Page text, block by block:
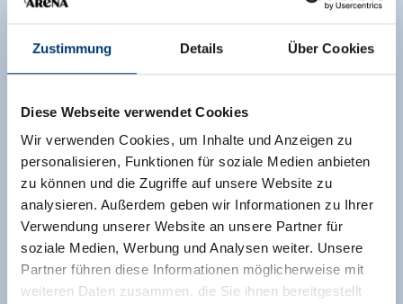
Zustimmung Details Über Cookies
Diese Webseite verwendet Cookies
Wir verwenden Cookies, um Inhalte und Anzeigen zu
personalisieren, Funktionen für soziale Medien anbieten
zu können und die Zugriffe auf unsere Website zu
analysieren. Außerdem geben wir Informationen zu Ihrer
Verwendung unserer Website an unsere Partner für
soziale Medien, Werbung und Analysen weiter. Unsere
Partner führen diese Informationen möglicherweise mit
weiteren Daten zusammen, die Sie ihnen bereitgestellt